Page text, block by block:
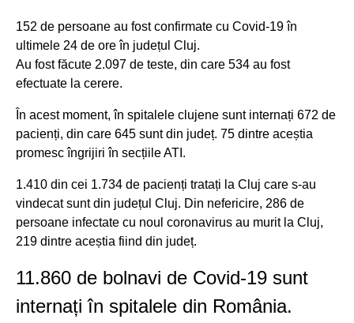
152 de persoane au fost confirmate cu Covid-19 în
ultimele 24 de ore în județul Cluj.
Au fost făcute 2.097 de teste, din care 534 au fost
efectuate la cerere.
În acest moment, în spitalele clujene sunt internați 672 de
pacienți, din care 645 sunt din județ. 75 dintre aceștia
promesc îngrijiri în secțiile ATI.
1.410 din cei 1.734 de pacienți tratați la Cluj care s-au
vindecat sunt din județul Cluj. Din nefericire, 286 de
persoane infectate cu noul coronavirus au murit la Cluj,
219 dintre aceștia fiind din județ.
11.860 de bolnavi de Covid-19 sunt
internați în spitalele din România.